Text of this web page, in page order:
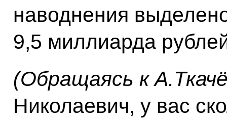
наводнения
9,5 миллиарда
(Обращаясь к
Николаевич, у вас